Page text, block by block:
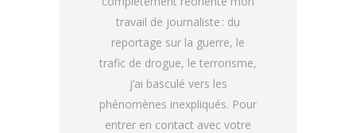
travail de journaliste : du
reportage sur la guerre, le
trafic de drogue, le terrorisme,
j’ai basculé vers les
phénomènes inexpliqués. Pour
entrer en contact avec votre